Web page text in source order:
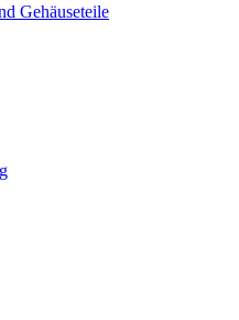
Gehäuseteile